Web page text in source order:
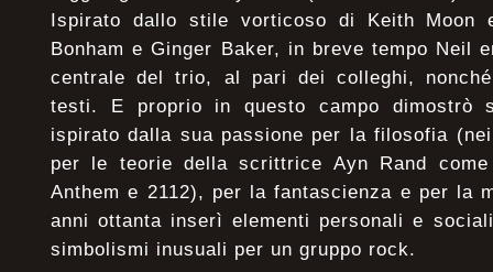
Ispirato dallo stile vorticoso di Keith Moon
Bonham e Ginger Baker, in breve tempo Neil
centrale del trio, al pari dei colleghi,
testi. E proprio in questo campo dimostrò
ispirato dalla sua passione per la filosofia
per le teorie della scrittrice Ayn Rand
Anthem e 2112), per la fantascienza e per la
anni ottanta inserì elementi personali e
simbolismi inusuali per un gruppo rock.